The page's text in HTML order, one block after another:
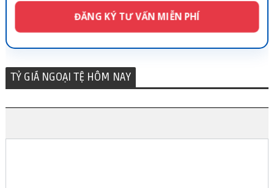
ĐĂNG KÝ TƯ VẤN MIỄN PHÍ
TỶ GIÁ NGOẠI TỆ HÔM NAY